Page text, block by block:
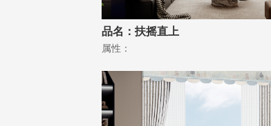
品名：扶摇直上
属性：